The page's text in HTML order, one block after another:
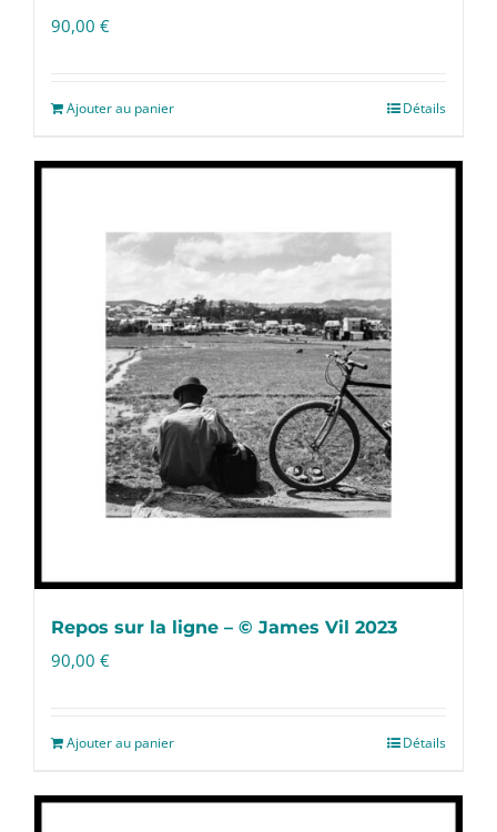
90,00 €
Ajouter au panier Détails
Repos sur la ligne – © James Vil 2023
90,00 €
Ajouter au panier Détails